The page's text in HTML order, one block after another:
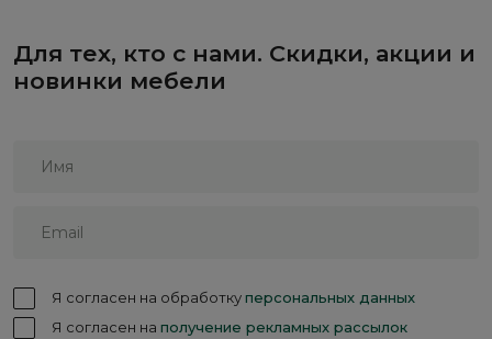
Для тех, кто с нами. Скидки, акции и
новинки мебели
Я согласен на обработкуперсональных данных
Я согласен на получение рекламных рассылок